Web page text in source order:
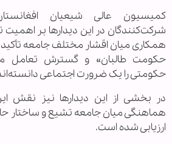
کمیسیون عالی شیعیان
شرکت‌کنندگان در این دیدارها بر
همکاری میان اقشار مختلف جامعه تأکید
حکومت طالبان» و گسترش تعامل
حکومتی را یک ضرورت اجتماعی
در بخشی از این دیدارها نیز نقش
هماهنگی میان جامعه تشیع و ساختار
ارزیابی شده است.